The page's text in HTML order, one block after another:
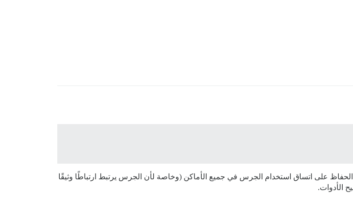
على اتساق استخدام الجرس في جميع الأماكن (وخاصة لأن الجرس يرتبط ارتباطًا وثيقًا
الأدوات.